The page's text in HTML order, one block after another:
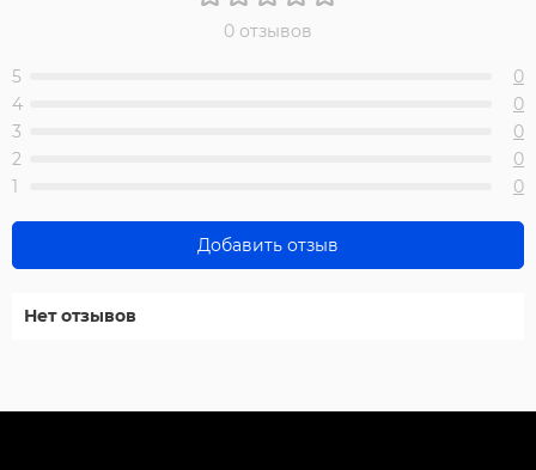
0 отзывов
5
0
4
0
3
0
2
0
1
0
Добавить отзыв
Нет отзывов